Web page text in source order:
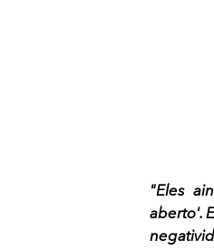
"Eles
aberto'.